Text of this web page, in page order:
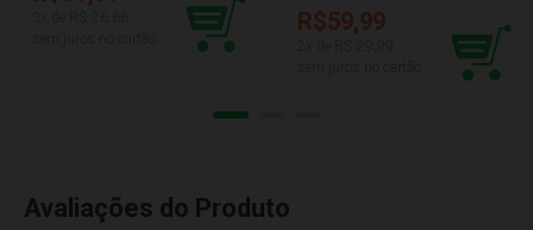
PLASTIC 425
R$59,99
Avaliações do Produto